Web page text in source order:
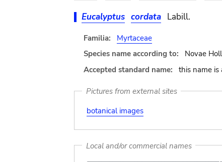
Eucalyptus cordata Labill.
Familia:
Myrtaceae
Species name according to:
Novae
Accepted standard name:
this name is
Pictures from external sites
botanical images
Local and/or commercial names